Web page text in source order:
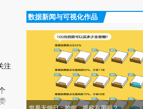
注
数据新闻与可视化作品